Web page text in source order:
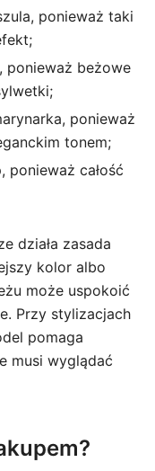
ponieważ taki
ponieważ beżowe
ponieważ
tonem;
ponieważ całość
działa zasada
kolor albo
może uspokoić
Przy stylizacjach
pomaga
musi wyglądać